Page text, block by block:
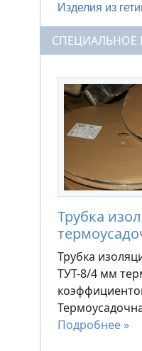
Изделия из
СПЕЦИАЛЬНОЕ
Трубка
Трубка
ТУТ-8/4 мм
Подробнее »